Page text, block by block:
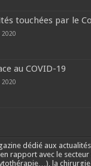
touchées par le
2020
au COVID-19
2020
dédié aux
rapport avec le
la